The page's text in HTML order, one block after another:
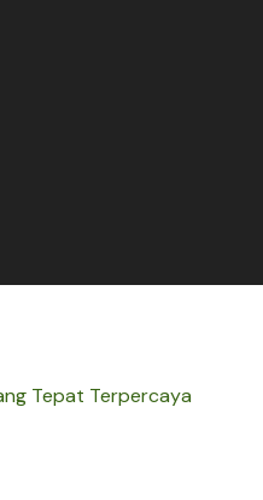
Tepat Terpercaya